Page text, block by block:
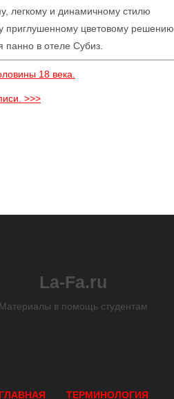
легкому и динамичному стилю
приглушенному цветовому решению
в отеле Субиз.
18 века.
>>>
La-Fa.ru
Материалы в помощь студентам
ГЛАВНАЯ ТЕРМИНОЛОГИЯ